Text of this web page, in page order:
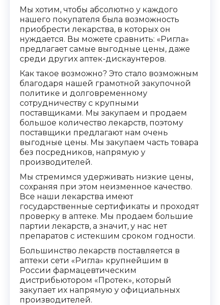
Мы хотим, чтобы абсолютно у каждого
нашего покупателя была возможность
приобрести лекарства, в которых он
нуждается. Вы можете сравнить: «Ригла»
предлагает самые выгодные цены, даже
среди других аптек-дискаунтеров.
Как такое возможно? Это стало возможным
благодаря нашей грамотной закупочной
политике и долговременному
сотрудничеству с крупными
поставщиками. Мы закупаем и продаем
большое количество лекарств, поэтому
поставщики предлагают нам очень
выгодные цены. Мы закупаем часть товара
без посредников, напрямую у
производителей.
Мы стремимся удерживать низкие цены,
сохраняя при этом неизменное качество.
Все наши лекарства имеют
государственные сертификаты и проходят
проверку в аптеке. Мы продаем большие
партии лекарств, а значит, у нас нет
препаратов с истекшим сроком годности.
Большинство лекарств поставляется в
аптеки сети «Ригла» крупнейшим в
России фармацевтическим
дистрибьютором «Протек», который
закупает их напрямую у официальных
производителей.